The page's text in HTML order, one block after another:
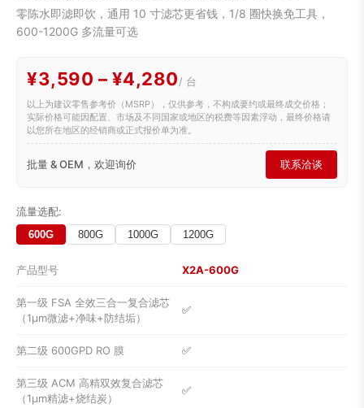
零陈水即滤即饮，通用 10 寸滤芯更省钱，1/8 圈快换免工具，
600-1200G 多流量可选
¥3,590 – ¥4,280/ 台
以上为建议零售参考价（MSRP），仅供参考，不构成要约或最终成交价格；
实际价格可能因配置、市场及不同国家或地区的税费等因素浮动，最终价格请
以您所在地区的经销商或正式报价单为准。
批量 & OEM，欢迎询价 联系洽谈
流量选配:
600G 800G 1000G 1200G
产品型号 X2A-600G
第一级 FSA 全效三合一复合滤芯
（1μm微滤+净味+防结垢）
✅
第二级 600GPD RO 膜 ✅
第三级 ACM 高精双效复合滤芯
（1μm精滤+烧结炭）
✅